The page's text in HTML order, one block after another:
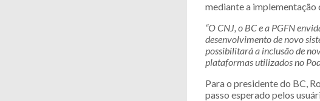
mediante a implementação
“O CNJ, o BC e a PGFN
desenvolvimento de novo
possibilitará a inclusão de
plataformas utilizados no
Para o presidente do BC,
passo esperado pelos